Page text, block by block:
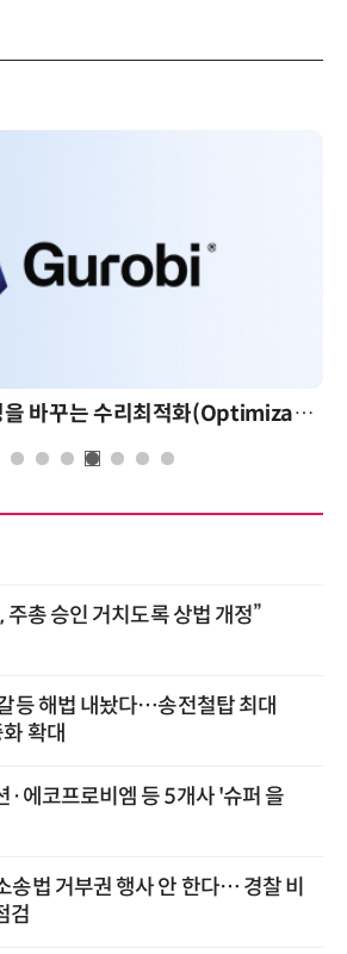
AI 시대의 의사결정을 바꾸는 수리최적화(Optimization): 실제 산업 적용 사례와 활용 전략
주총 승인 거치도록 상법 개정”
등 해법 내놨다…송전철탑 최대
확대
·에코프로비엠 등 5개사 '슈퍼 을
송법 거부권 행사 안 한다… 경찰 비
검